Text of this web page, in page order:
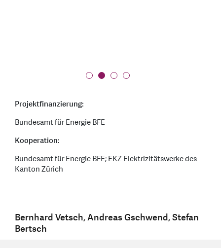
Projektfinanzierung:
Bundesamt für Energie BFE
Kooperation:
Bundesamt für Energie BFE; EKZ Elektrizitätswerke des
Kanton Zürich
Bernhard Vetsch, Andreas Gschwend, Stefan
Bertsch